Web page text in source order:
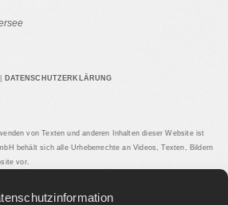
DATENSCHUTZERKLÄRUNG
von Texten und anderen Inhalten dieser Website ist
behält sich alle Urheberrechte an Videos, Texten, Bildern
vor.